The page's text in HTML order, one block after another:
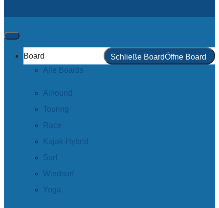
Board Schließe BoardÖffne Board
Alle Boards
Allround
Touring
Race
Kajak-Hybrid
Surf
Windsurf
Yoga